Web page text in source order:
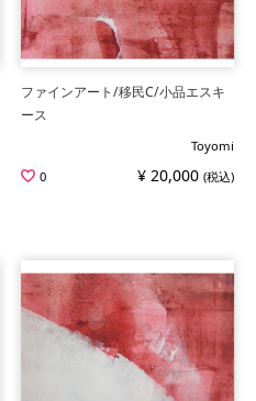
ファインアート/移民C/小品エスキ
ース
Toyomi
0
¥ 20,000 (税込)